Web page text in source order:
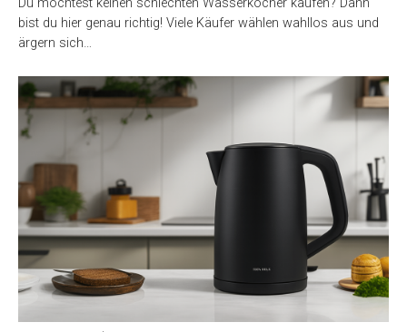
bist du hier genau richtig! Viele Käufer wählen wahllos aus und
ärgern sich…